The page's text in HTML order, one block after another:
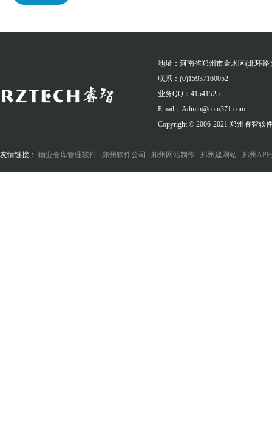
地址：河南省郑州市金水区(北环
联系：(0)15937160052
业务QQ：41541525
Email：Admin@com371.com
Copyright © 2006-2021 郑州睿智软
友情链接： 物业仓库管理软件 郑州软件公司 郑州网站制作 郑州建网站 郑州